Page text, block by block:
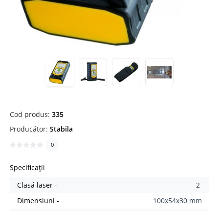
Cod produs: 335
Producător: Stabila
0
Specificații
Clasă laser -
2
Dimensiuni -
100х54х30 mm